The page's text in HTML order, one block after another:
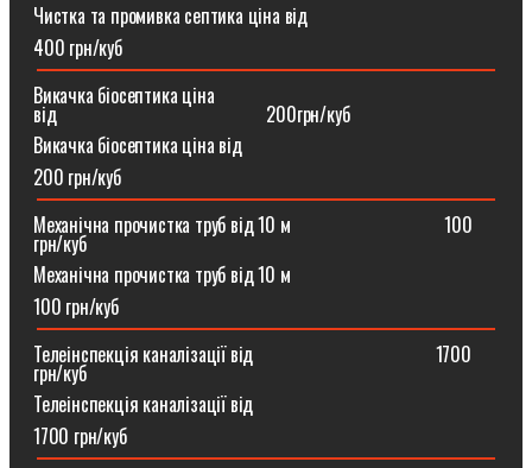
Чистка та промивка септика ціна від
400 грн/куб
Викачка біосептика ціна
від⠀⠀⠀⠀⠀⠀⠀⠀⠀⠀⠀⠀⠀⠀⠀200грн/куб
Викачка біосептика ціна від
200 грн/куб
Механічна прочистка труб від 10 м⠀⠀⠀⠀⠀⠀⠀⠀⠀⠀⠀100
грн/куб
Механічна прочистка труб від 10 м
100 грн/куб
Телеінспекція каналізації від⠀⠀⠀⠀⠀⠀⠀⠀⠀⠀⠀⠀⠀1700
грн/куб
Телеінспекція каналізації від
1700 грн/куб